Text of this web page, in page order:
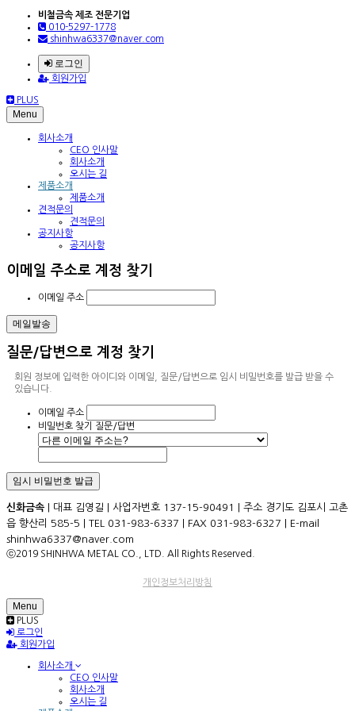
비철금속 제조 전문기업
010-5297-1778
shinhwa6337@naver.com
로그인
회원가입
PLUS
Menu
회사소개
CEO 인사말
회사소개
오시는 길
제품소개
제품소개
견적문의
견적문의
공지사항
공지사항
이메일 주소로 계정 찾기
이메일 주소
질문/답변으로 계정 찾기
회원 정보에 입력한 아이디와 이메일, 질문/답변으로 임시 비밀번호를 발급 받을 수
있습니다.
이메일 주소
비밀번호 찾기 질문/답변
신화금속 | 대표 김영길 | 사업자번호 137-15-90491 | 주소 경기도 김포시 고촌
읍 향산리 585-5 | TEL 031-983-6337 | FAX 031-983-6327 | E-mail
shinhwa6337@naver.com
ⓒ2019 SHINHWA METAL CO., LTD. All Rights Reserved.
개인정보처리방침
Menu
PLUS
로그인
회원가입
회사소개
CEO 인사말
회사소개
오시는 길